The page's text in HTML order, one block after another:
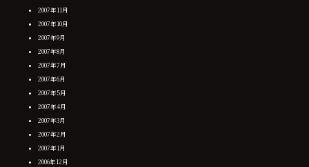
2007年11月
2007年10月
2007年9月
2007年8月
2007年7月
2007年6月
2007年5月
2007年4月
2007年3月
2007年2月
2007年1月
2006年12月